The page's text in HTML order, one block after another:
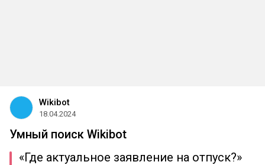
Wikibot
18.04.2024
Умный поиск Wikibot
«Где актуальное заявление на отпуск?»